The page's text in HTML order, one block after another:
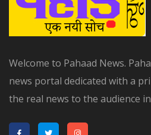
Welcome to Pahaad News.
news portal dedicated with a
the real news to the audience